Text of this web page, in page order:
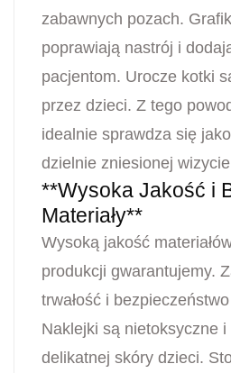
zabawnych pozach.
poprawiają nastrój i
pacjentom. Urocze kotki
przez dzieci. Z tego
idealnie sprawdza się
dzielnie zniesionej
**Wysoka Jakość i
Materiały**
Wysoką jakość
produkcji gwarantujemy.
trwałość i
Naklejki są nietoksyczne
delikatnej skóry dzieci.